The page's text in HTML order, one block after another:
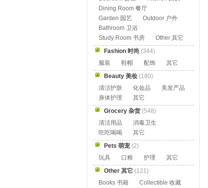
Dining Room 餐厅
Garden 园艺
Outdoor 户外
Bathroom 卫浴
Study Room 书房
Other 其它
Fashion 时尚 (344)
服装
鞋帽 配饰
其它
Beauty 美妆 (180)
清洁护肤
化妆品
美发产品
身体护理
其它
Grocery 杂货(548)
清洁用品
消毒卫生
吃吃喝喝
其它
Pets 萌宠 (2)
玩具
口粮 护理
其它
Other 其它 (121)
Books 书籍
Collectible 收藏